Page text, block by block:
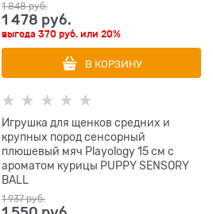
1 848 руб.
1 478 руб.
выгода370 руб. или20%
В КОРЗИНУ
Игрушка для щенков средних и
крупных пород сенсорный
плюшевый мяч Playology 15 см с
ароматом курицы PUPPY SENSORY
BALL
1 937 руб.